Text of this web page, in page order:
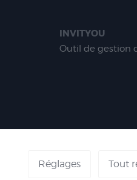
INVITYOU
Outil de gestion
Réglages Tout